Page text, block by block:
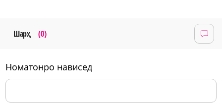
Шарҳ (0)
номатонро нависед